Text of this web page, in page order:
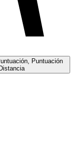
Puntuación